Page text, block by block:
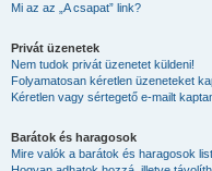
Mi az az „A csapat” link?
Privát üzenetek
Nem tudok privát üzenetet küldeni!
Folyamatosan kéretlen üzeneteket
Kéretlen vagy sértegető e-mailt
Barátok és haragosok
Mire valók a barátok és haragosok